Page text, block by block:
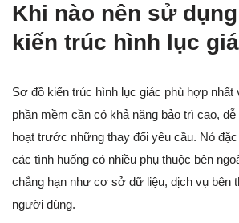
Khi nào nên sử
kiến trúc hình lục
Sơ đồ kiến trúc hình lục giác phù hợp nhất
phần mềm cần có khả năng bảo trì cao,
hoạt trước những thay đổi yêu cầu. Nó
các tình huống có nhiều phụ thuộc bên
chẳng hạn như cơ sở dữ liệu, dịch vụ bên
người dùng.